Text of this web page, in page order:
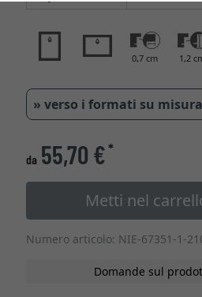
0,7 cm 1,2
» verso i formati su misura
da 55,70 €*
Metti nel
Numero articolo: NIE-67351-1-
Domande sul